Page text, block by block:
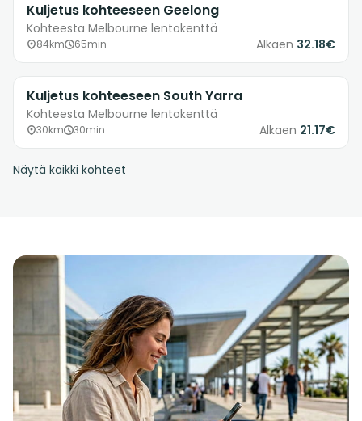
Kuljetus kohteeseen Geelong
Kohteesta Melbourne lentokenttä
84km 65min Alkaen 32.18€
Kuljetus kohteeseen South Yarra
Kohteesta Melbourne lentokenttä
30km 30min Alkaen 21.17€
Näytä kaikki kohteet